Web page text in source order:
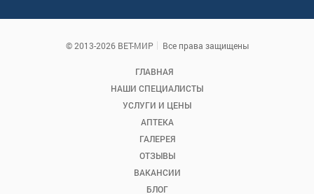
© 2013-2026 ВЕТ-МИР Все права защищены
ГЛАВНАЯ
НАШИ СПЕЦИАЛИСТЫ
УСЛУГИ И ЦЕНЫ
АПТЕКА
ГАЛЕРЕЯ
ОТЗЫВЫ
ВАКАНСИИ
БЛОГ